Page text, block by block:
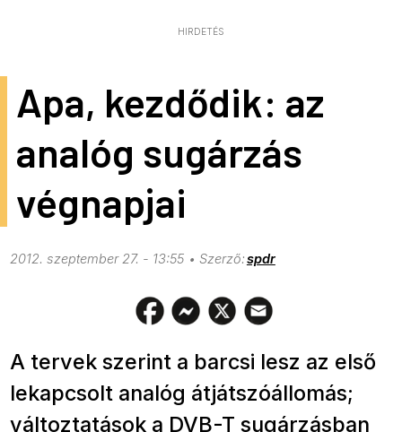
HIRDETÉS
Apa, kezdődik: az
analóg sugárzás
végnapjai
2012. szeptember 27. - 13:55 spdr
A tervek szerint a barcsi lesz az első
lekapcsolt analóg átjátszóállomás;
változtatások a DVB-T sugárzásban